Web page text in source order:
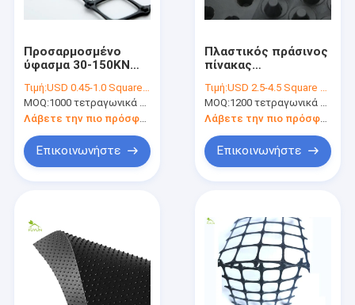
Προσαρμοσμένο
ύφασμα 30-150KN
έλεγχο διάβρωσης
διατηρώντας τοίχων
Τιμή:USD 0.45-1.0 Square Meter
MOQ:1000 τετραγωνικά μέτρα
Λάβετε την πιο πρόσφατη τιμή
Επικοινωνήστε
Πλαστικός πράσινος
πίνακας
στεγών
Τιμή:USD 2.5-4.5 Square Meter
MOQ:1200 τετραγωνικά μέτρα
Επικοινωνήστε